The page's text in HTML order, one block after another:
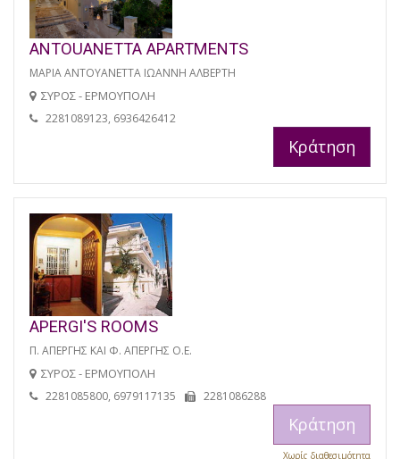
ANTOUANETTA APARTMENTS
ΜΑΡΙΑ ΑΝΤΟΥΑΝΕΤΤΑ ΙΩΑΝΝΗ ΑΛΒΕΡΤΗ
ΣΥΡΟΣ - ΕΡΜΟΥΠΟΛΗ
2281089123, 6936426412
Κράτηση
APERGI'S ROOMS
Π. ΑΠΕΡΓΗΣ ΚΑΙ Φ. ΑΠΕΡΓΗΣ Ο.Ε.
ΣΥΡΟΣ - ΕΡΜΟΥΠΟΛΗ
2281085800, 6979117135 2281086288
Κράτηση
Χωρίς διαθεσιμότητα